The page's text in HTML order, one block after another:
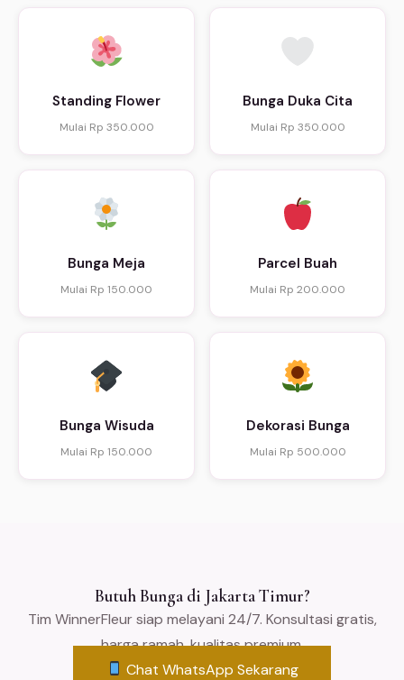
Standing Flower
Mulai Rp 350.000
Bunga Duka Cita
Mulai Rp 350.000
Bunga Meja
Mulai Rp 150.000
Parcel Buah
Mulai Rp 200.000
Bunga Wisuda
Mulai Rp 150.000
Dekorasi Bunga
Mulai Rp 500.000
Butuh Bunga di Jakarta Timur?
Tim WinnerFleur siap melayani 24/7. Konsultasi gratis,
harga ramah, kualitas premium.
Chat WhatsApp Sekarang